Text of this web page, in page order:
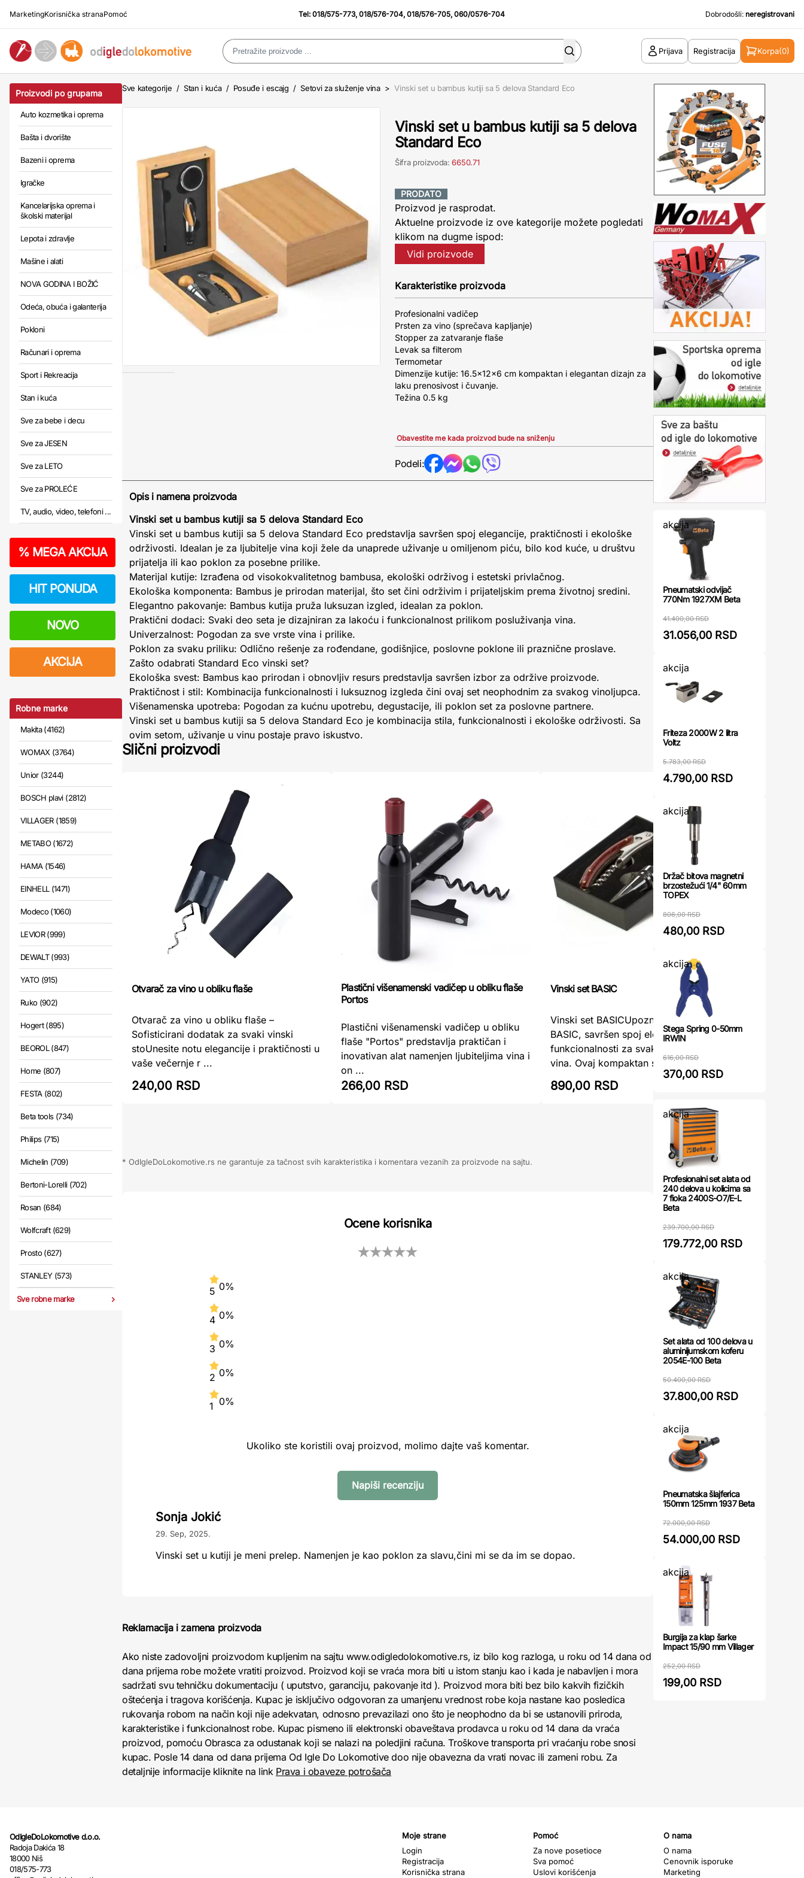
MarketingKorisnička stranaPomoć Tel:018/575-773,018/576-704,018/576-705,060/0576-704 Dobrodošli: neregistrovani
Prijava Registracija Korpa(0)
Proizvodi po grupama
Auto kozmetika i oprema
Bašta i dvorište
Bazeni i oprema
Igračke
Kancelarijska oprema i
školski materijal
Lepota i zdravlje
Mašine i alati
NOVA GODINA I BOŽIĆ
Odeća, obuća i galanterija
Pokloni
Računari i oprema
Sport i Rekreacija
Stan i kuća
Sve za bebe i decu
Sve za JESEN
Sve za LETO
Sve za PROLEĆE
TV, audio, video, telefoni ...
% MEGA AKCIJA
HIT PONUDA
NOVO
AKCIJA
Robne marke
Makita (4162)
WOMAX (3764)
Unior (3244)
BOSCH plavi (2812)
VILLAGER (1859)
METABO (1672)
HAMA (1546)
EINHELL (1471)
Modeco (1060)
LEVIOR (999)
DEWALT (993)
YATO (915)
Ruko (902)
Hogert (895)
BEOROL (847)
Home (807)
FESTA (802)
Beta tools (734)
Philips (715)
Michelin (709)
Bertoni-Lorelli (702)
Rosan (684)
Wolfcraft (629)
Prosto (627)
STANLEY (573)
Sve robne marke
Sve kategorije / Stan i kuća / Posuđe i escajg / Setovi za služenje vina >Vinski set u bambus kutiji sa 5 delova Standard Eco
Vinski set u bambus kutiji sa 5 delova
Standard Eco
Šifra proizvoda:6650.71
PRODATO
Proizvod je rasprodat.
Aktuelne proizvode iz ove kategorije možete pogledati
klikom na dugme ispod:
Vidi proizvode
Karakteristike proizvoda
Profesionalni vadičep
Prsten za vino (sprečava kapljanje)
Stopper za zatvaranje flaše
Levak sa filterom
Termometar
Dimenzije kutije: 16.5x12x6 cm kompaktan i elegantan dizajn za
laku prenosivost i čuvanje.
Težina 0.5 kg
Obavestite me kada proizvod bude na sniženju
Podeli:
Opis i namena proizvoda
Vinski set u bambus kutiji sa 5 delova Standard Eco
Vinski set u bambus kutiji sa 5 delova Standard Eco predstavlja savršen spoj elegancije, praktičnosti i ekološke
održivosti. Idealan je za ljubitelje vina koji žele da unaprede uživanje u omiljenom piću, bilo kod kuće, u društvu
prijatelja ili kao poklon za posebne prilike.
Materijal kutije: Izrađena od visokokvalitetnog bambusa, ekološki održivog i estetski privlačnog.
Ekološka komponenta: Bambus je prirodan materijal, što set čini održivim i prijateljskim prema životnoj sredini.
Elegantno pakovanje: Bambus kutija pruža luksuzan izgled, idealan za poklon.
Praktični dodaci: Svaki deo seta je dizajniran za lakoću i funkcionalnost prilikom posluživanja vina.
Univerzalnost: Pogodan za sve vrste vina i prilike.
Poklon za svaku priliku: Odlično rešenje za rođendane, godišnjice, poslovne poklone ili praznične proslave.
Zašto odabrati Standard Eco vinski set?
Ekološka svest: Bambus kao prirodan i obnovljiv resurs predstavlja savršen izbor za održive proizvode.
Praktičnost i stil: Kombinacija funkcionalnosti i luksuznog izgleda čini ovaj set neophodnim za svakog vinoljupca.
Višenamenska upotreba: Pogodan za kućnu upotrebu, degustacije, ili poklon set za poslovne partnere.
Vinski set u bambus kutiji sa 5 delova Standard Eco je kombinacija stila, funkcionalnosti i ekološke održivosti. Sa
ovim setom, uživanje u vinu postaje pravo iskustvo.
Slični proizvodi
Otvarač za vino u obliku flaše
Otvarač za vino u obliku flaše –
Sofisticirani dodatak za svaki vinski
stoUnesite notu elegancije i praktičnosti u
vaše večernje r ...
240,00 RSD
Plastični višenamenski vadičep u obliku flaše
Portos
Plastični višenamenski vadičep u obliku
flaše "Portos" predstavlja praktičan i
inovativan alat namenjen ljubiteljima vina i
on ...
266,00 RSD
Vinski set BASIC
Vinski set BASICUpoznajte Vinski Set
BASIC, savršen spoj elegancije i
funkcionalnosti za svakog ljubitelja
vina. Ovaj kompaktan set dolazi ...
890,00 RSD
* OdIgleDoLokomotive.rs ne garantuje za tačnost svih karakteristika i komentara vezanih za proizvode na sajtu.
Ocene korisnika
5 0%
4 0%
3 0%
2 0%
1 0%
Ukoliko ste koristili ovaj proizvod, molimo dajte vaš komentar.
Napiši recenziju
Sonja Jokić
29. Sep, 2025.
Vinski set u kutiji je meni prelep. Namenjen je kao poklon za slavu,čini mi se da im se dopao.
Reklamacija i zamena proizvoda
Ako niste zadovoljni proizvodom kupljenim na sajtu www.odigledolokomotive.rs, iz bilo kog razloga, u roku od 14 dana od
dana prijema robe možete vratiti proizvod. Proizvod koji se vraća mora biti u istom stanju kao i kada je nabavljen i mora
sadržati svu tehničku dokumentaciju ( uputstvo, garanciju, pakovanje itd ). Proizvod mora biti bez bilo kakvih fizičkih
oštećenja i tragova korišćenja. Kupac je isključivo odgovoran za umanjenu vrednost robe koja nastane kao posledica
rukovanja robom na način koji nije adekvatan, odnosno prevazilazi ono što je neophodno da bi se ustanovili priroda,
karakteristike i funkcionalnost robe. Kupac pismeno ili elektronski obaveštava prodavca u roku od 14 dana da vraća
proizvod, pomoću Obrasca za odustanak koji se nalazi na poledjini računa. Troškove transporta pri vraćanju robe snosi
kupac. Posle 14 dana od dana prijema Od Igle Do Lokomotive doo nije obavezna da vrati novac ili zameni robu. Za
detaljnije informacije kliknite na link Prava i obaveze potrošača
akcija
Pneumatski odvijač
770Nm 1927XM Beta
41.400,00 RSD
31.056,00 RSD
akcija
Friteza 2000W 2 litra
Voltz
5.783,00 RSD
4.790,00 RSD
akcija
Držač bitova magnetni
brzostežući 1/4" 60mm
TOPEX
806,00 RSD
480,00 RSD
akcija
Stega Spring 0-50mm
IRWIN
616,00 RSD
370,00 RSD
akcija
Profesionalni set alata od
240 delova u kolicima sa
7 fioka 2400S-O7/E-L
Beta
239.700,00 RSD
179.772,00 RSD
akcija
Set alata od 100 delova u
aluminijumskom koferu
2054E-100 Beta
50.400,00 RSD
37.800,00 RSD
akcija
Pneumatska šlajferica
150mm 125mm 1937 Beta
72.000,00 RSD
54.000,00 RSD
akcija
Burgija za klap šarke
Impact 15/90 mm Villager
252,00 RSD
199,00 RSD
OdIgleDoLokomotive d.o.o.
Radoja Dakića 18
18000 Niš
018/575-773
Moje strane
Login
Registracija
Korisnička strana
Pomoć
Za nove posetioce
Sva pomoć
Uslovi korišćenja
O nama
O nama
Cenovnik isporuke
Marketing